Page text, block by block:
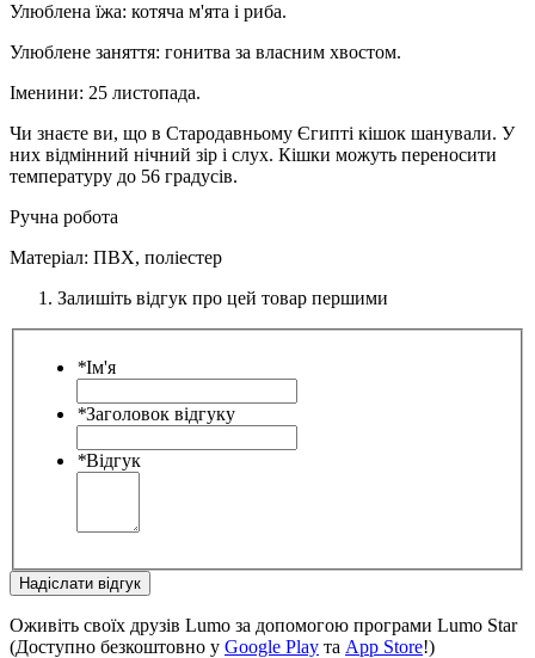
Улюблена їжа: котяча м'ята і риба.
Улюблене заняття: гонитва за власним хвостом.
Іменини: 25 листопада.
Чи знаєте ви, що в Стародавньому Єгипті кішок шанували. У
них відмінний нічний зір і слух. Кішки можуть переносити
температуру до 56 градусів.
Ручна робота
Матеріал: ПВХ, поліестер
Залишіть відгук про цей товар першими
*Ім'я
*Заголовок відгуку
*Відгук
Надіслати відгук
Оживіть своїх друзів Lumo за допомогою програми Lumo Star
(Доступно безкоштовно у Google Play та App Store!)